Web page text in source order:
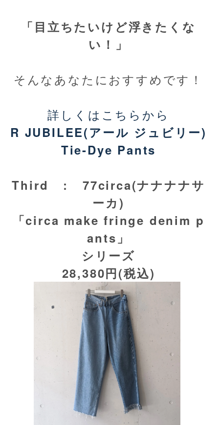
「目立ちたいけど浮きたくな
い！」
そんなあなたにおすすめです！
詳しくはこちらから
R JUBILEE(アール ジュビリー)
Tie-Dye Pants
Third : 77circa(ナナナナサ
ーカ)
「circa make fringe denim p
ants」
シリーズ
28,380円(税込)